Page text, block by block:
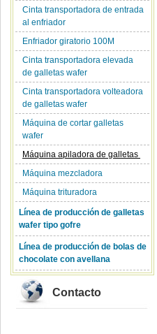
Cinta transportadora de entrada
al enfriador
Enfriador giratorio 100M
Cinta transportadora elevada
de galletas wafer
Cinta transportadora volteadora
de galletas wafer
Máquina de cortar galletas
wafer
Máquina apiladora de galletas
Máquina mezcladora
Máquina trituradora
Línea de producción de galletas
wafer tipo gofre
Línea de producción de bolas de
chocolate con avellana
Contacto